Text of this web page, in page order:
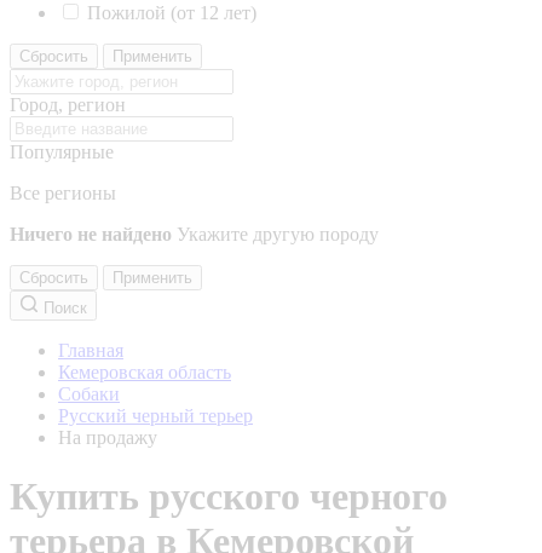
Пожилой (от 12 лет)
Сбросить Применить
Город, регион
Популярные
Все регионы
Ничего не найдено Укажите другую породу
Сбросить
Применить
Поиск
Главная
Кемеровская область
Собаки
Русский черный терьер
На продажу
Купить русского черного
терьера в Кемеровской